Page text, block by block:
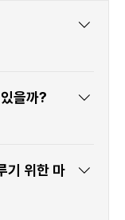
을까?
기 위한 마